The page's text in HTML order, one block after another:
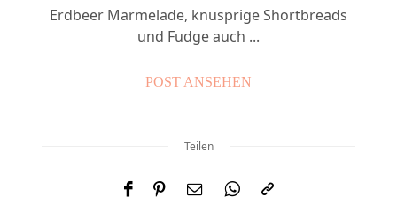
Erdbeer Marmelade, knusprige Shortbreads
und Fudge auch ...
POST ANSEHEN
Teilen